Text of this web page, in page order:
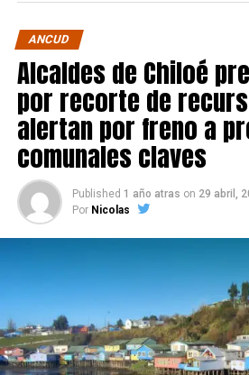
ANCUD
Alcaldes de Chiloé
por recorte de
alertan por freno a
comunales claves
Published 1 año atras on 29 abril,
Por Nicolas